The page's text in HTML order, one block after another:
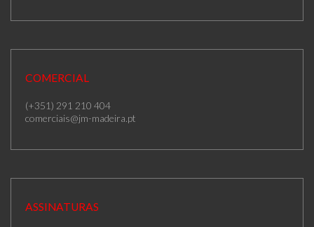
COMERCIAL
(+351) 291 210 404
comerciais@jm-madeira.pt
ASSINATURAS